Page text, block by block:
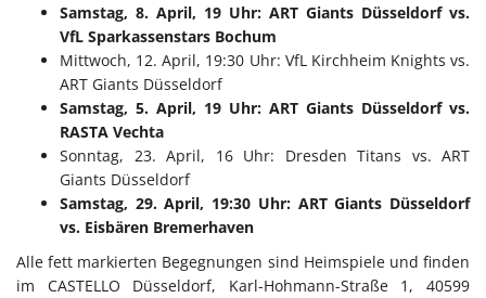
Samstag, 8. April, 19 Uhr: ART Giants Düsseldorf vs.
VfL Sparkassenstars Bochum
Mittwoch, 12. April, 19:30 Uhr: VfL Kirchheim Knights vs.
ART Giants Düsseldorf
Samstag, 5. April, 19 Uhr: ART Giants Düsseldorf vs.
RASTA Vechta
Sonntag, 23. April, 16 Uhr: Dresden Titans vs. ART
Giants Düsseldorf
Samstag, 29. April, 19:30 Uhr: ART Giants Düsseldorf
vs. Eisbären Bremerhaven
Alle fett markierten Begegnungen sind Heimspiele und finden
im CASTELLO Düsseldorf, Karl-Hohmann-Straße 1, 40599